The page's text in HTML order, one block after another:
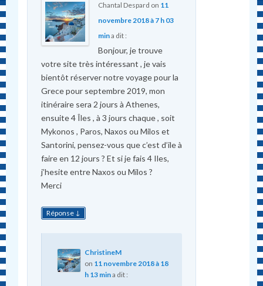
Chantal Despard on 11
novembre 2018 à 7 h 03
mina dit :
Bonjour, je trouve
votre site très intéressant , je vais
bientôt réserver notre voyage pour la
Grece pour septembre 2019, mon
itinéraire sera 2 jours à Athenes,
ensuite 4 Îles , à 3 jours chaque , soit
Mykonos , Paros, Naxos ou Milos et
Santorini, pensez-vous que c’est d’ile à
faire en 12 jours ? Et si je fais 4 Iles,
j’hesite entre Naxos ou Milos ?
Merci
Réponse ↓
ChristineM
on 11 novembre 2018 à 18
h 13 mina dit :